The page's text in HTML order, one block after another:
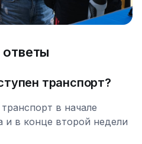
транспорт?
в начале
и в конце второй недели